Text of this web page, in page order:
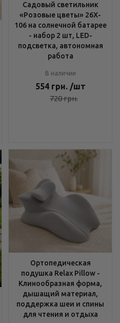
Садовый светильник
«Розовые цветы» 26X-
106 на солнечной батарее
- набор 2 шт, LED-
подсветка, автономная
работа
В наличии
554 грн. /шт
720грн.
Ортопедическая
подушка Relax Pillow -
Клинообразная форма,
дышащий материал,
поддержка шеи и спины
для чтения и отдыха